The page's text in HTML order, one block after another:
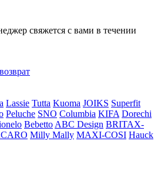
свяжется с вами в течении
Lassie Tutta Kuoma JOIKS Superfit
Peluche SNO Columbia KIFA Dorechi
Bebetto ABC Design BRITAX-
Milly Mally MAXI-COSI Hauck